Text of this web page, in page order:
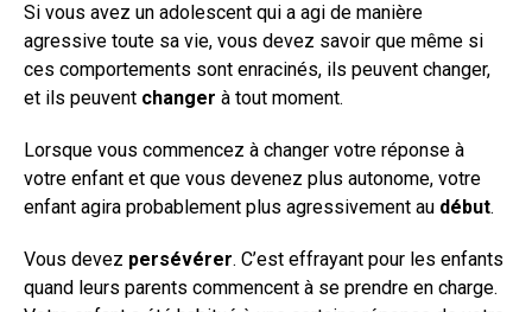
Si vous avez un adolescent qui a agi de manière
agressive toute sa vie, vous devez savoir que même si
ces comportements sont enracinés, ils peuvent changer,
et ils peuvent changer à tout moment.
Lorsque vous commencez à changer votre réponse à
votre enfant et que vous devenez plus autonome, votre
enfant agira probablement plus agressivement au début.
Vous devez persévérer. C’est effrayant pour les enfants
quand leurs parents commencent à se prendre en charge.